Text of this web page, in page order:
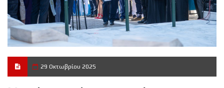
29 Οκτωβρίου 2025